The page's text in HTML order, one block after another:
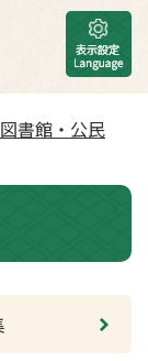
図書館・公民